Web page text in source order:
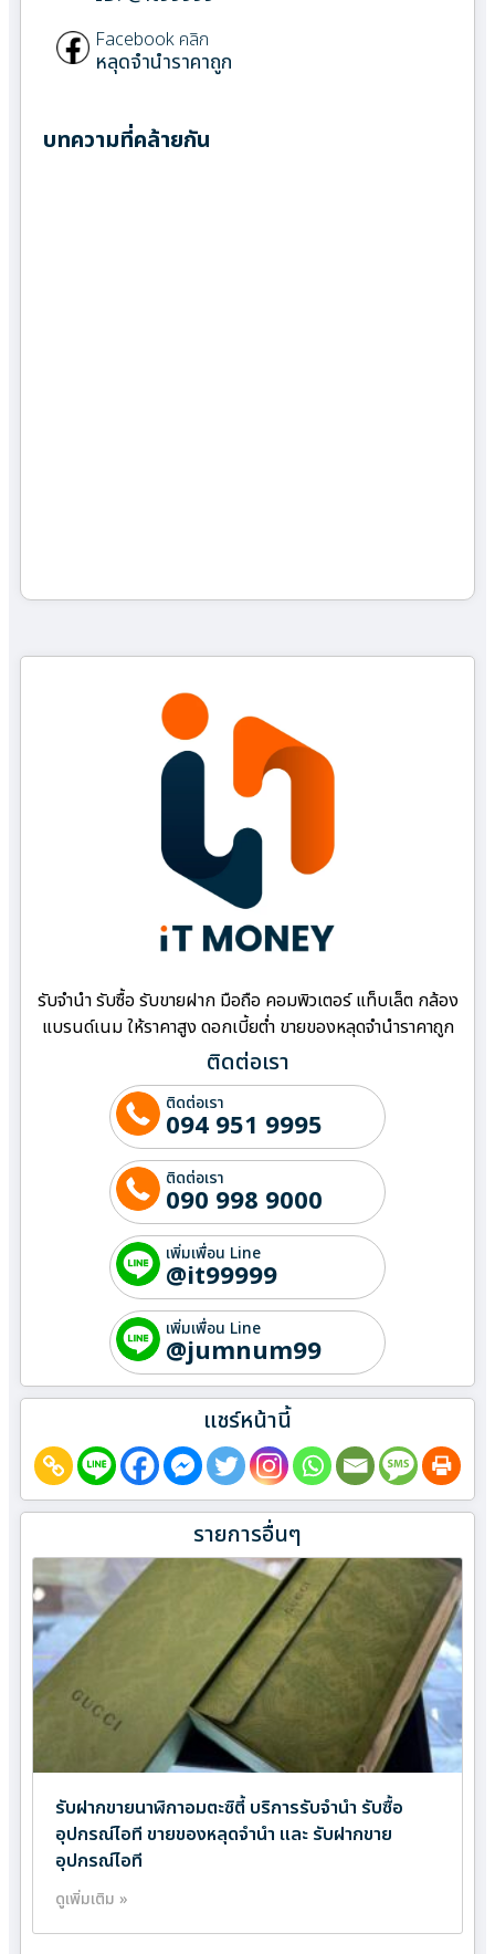
Facebook คลิก
หลุดจำนำราคาถูก
บทความที่คล้ายกัน
รับจำนำ รับซื้อ รับขายฝาก มือถือ คอมพิวเตอร์ แท็บเล็ต กล้อง
แบรนด์เนม ให้ราคาสูง ดอกเบี้ยต่ำ ขายของหลุดจำนำราคาถูก
ติดต่อเรา
ติดต่อเรา
094 951 9995
ติดต่อเรา
090 998 9000
เพิ่มเพื่อน Line
@it99999
เพิ่มเพื่อน Line
@jumnum99
แชร์หน้านี้
รายการอื่นๆ
รับฝากขายนาฬิกาอมตะซิตี้ บริการรับจำนำ รับซื้อ
อุปกรณ์ไอที ขายของหลุดจำนำ และ รับฝากขาย
อุปกรณ์ไอที
ดูเพิ่มเติม »